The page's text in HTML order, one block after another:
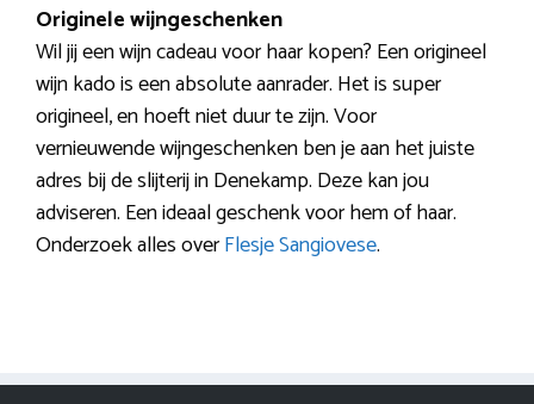
Originele wijngeschenken
Wil jij een wijn cadeau voor haar kopen? Een origineel
wijn kado is een absolute aanrader. Het is super
origineel, en hoeft niet duur te zijn. Voor
vernieuwende wijngeschenken ben je aan het juiste
adres bij de slijterij in Denekamp. Deze kan jou
adviseren. Een ideaal geschenk voor hem of haar.
Onderzoek alles overFlesje Sangiovese.